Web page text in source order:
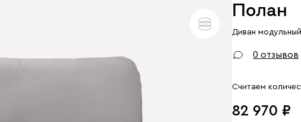
Полан
Диван
Арт. 241730
0 отзывов
Считаем
82 970